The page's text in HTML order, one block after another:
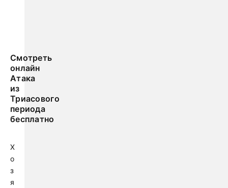
Смотреть
онлайн
Атака
из
Триасового
периода
бесплатно
Х
о
з
я